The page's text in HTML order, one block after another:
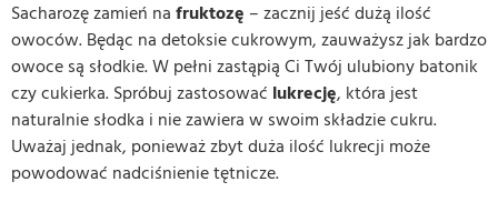
Sacharozę zamień na fruktozę – zacznij jeść dużą ilość
owoców. Będąc na detoksie cukrowym, zauważysz jak bardzo
owoce są słodkie. W pełni zastąpią Ci Twój ulubiony batonik
czy cukierka. Spróbuj zastosować lukrecję, która jest
naturalnie słodka i nie zawiera w swoim składzie cukru.
Uważaj jednak, ponieważ zbyt duża ilość lukrecji może
powodować nadciśnienie tętnicze.